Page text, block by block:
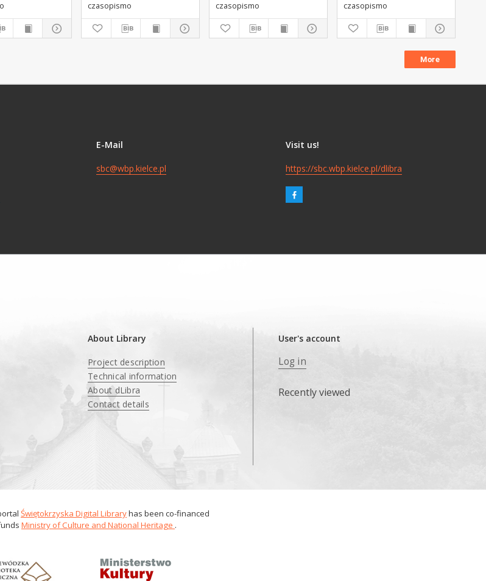
czasopismo
czasopismo
czasopismo
More
E-Mail
sbc@wbp.kielce.pl
Visit us!
https://sbc.wbp.kielce.pl/dlibra
About Library
Project description
Technical information
About dLibra
Contact details
User's account
Log in
Recently viewed
Świętokrzyska Digital Libraryhas been co-financed
Ministry of Culture and National Heritage .